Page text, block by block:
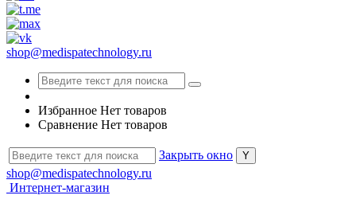
shop@medispatechnology.ru
Избранное Нет товаров
Сравнение Нет товаров
Закрыть окно
shop@medispatechnology.ru
Интернет-магазин